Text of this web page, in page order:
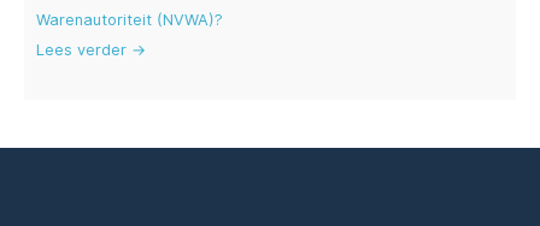
Warenautoriteit (NVWA)?
Lees verder →